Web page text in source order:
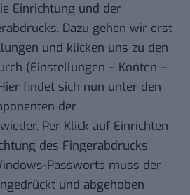
Einrichtung und der
Dazu gehen wir erst
und klicken uns zu den
(Einstellungen – Konten –
findet sich nun unter den
der
Per Klick auf Einrichten
des Fingerabdrucks.
Passworts muss der
und abgehoben